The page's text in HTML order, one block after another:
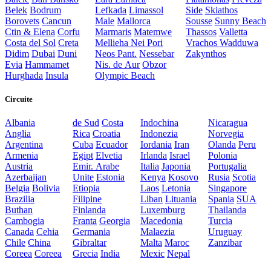
Belek Bodrum
Borovets Cancun
Ctin & Elena Corfu
Costa del Sol Creta
Didim Dubai Duni
Evia Hammamet
Hurghada Insula
Lefkada Limassol
Male Mallorca
Marmaris Matemwe
MelliehaNei Pori
Neos Pant. Nessebar
Nis. de Aur Obzor
Olympic Beach
Side Skiathos
Sousse Sunny Beach
Thassos Valletta
Vrachos Wadduwa
Zakynthos
Circuite
Albania
Anglia
Argentina
Armenia
Austria
Azerbaijan
Belgia Bolivia
Brazilia
Buthan
Cambogia
Canada Cehia
Chile China
Coreea Coreea
de Sud Costa
Rica Croatia
Cuba Ecuador
Egipt Elvetia
Emir. Arabe
Unite Estonia
Etiopia
Filipine
Finlanda
Franta Georgia
Germania
Gibraltar
Grecia India
Indochina
Indonezia
Iordania Iran
Irlanda Israel
Italia Japonia
Kenya Kosovo
Laos Letonia
Liban Lituania
Luxemburg
Macedonia
Malaezia
Malta Maroc
Mexic Nepal
Nicaragua
Norvegia
Olanda Peru
Polonia
Portugalia
Rusia Scotia
Singapore
Spania SUA
Thailanda
Turcia
Uruguay
Zanzibar